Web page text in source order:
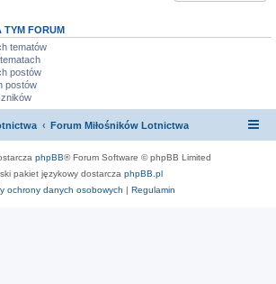
TYM FORUM
tematów
postów
postów
Forum Miłośników Lotnictwa
phpBB® Forum Software © phpBB Limited
pakiet językowy dostarcza phpBB.pl
ochrony danych osobowych | Regulamin